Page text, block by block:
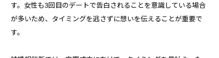
す。女性も3回目のデートで告白されることを意識している場合
が多いため、タイミングを逃さずに想いを伝えることが重要で
す。